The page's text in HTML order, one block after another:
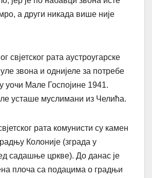
а други никада више није
свјетског рата аустроугарске
звона и однијеле за потребе
уочи Мале Госпојине 1941.
усташе муслимани из Челића.
рата комунисти су камен
Колоније (зграда у
садашње цркве). До данас је
плоча са подацима о градњи